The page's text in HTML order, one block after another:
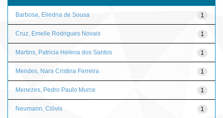
1
Barbosa, Eliedna de Sousa
1
Cruz, Emelle Rodrigues Novais
1
Martins, Patricia Helena dos Santos
1
Mendes, Nara Cristina Ferreira
1
Menezes, Pedro Paulo Murce
1
Neumann, Clóvis